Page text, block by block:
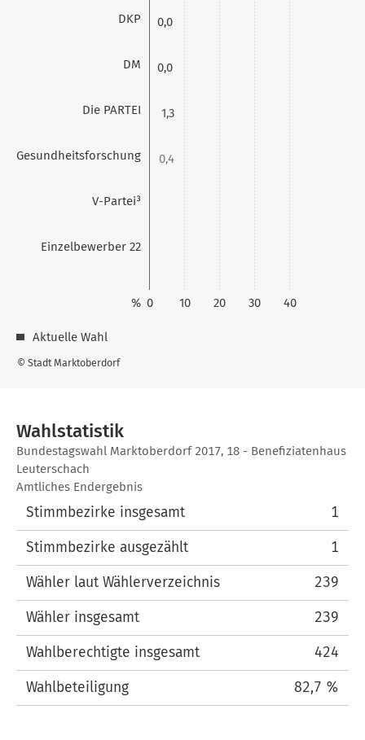
DKP
DM
Die PARTEI
Gesundheitsforschung
V-Partei³
Einzelbewerber 22
0 10 20 30 40
%
0,0
0,0
1,3
0,4
© Stadt Marktoberdorf
Aktuelle Wahl
Wahlstatistik
Wahlstatistik
Bundestagswahl Marktoberdorf 2017, 18 - Benefiziatenhaus
Leuterschach
Amtliches Endergebnis
Stimmbezirke insgesamt 1
Stimmbezirke ausgezählt 1
Wähler laut Wählerverzeichnis 239
Wähler insgesamt 239
Wahlberechtigte insgesamt 424
Wahlbeteiligung 82,7 %